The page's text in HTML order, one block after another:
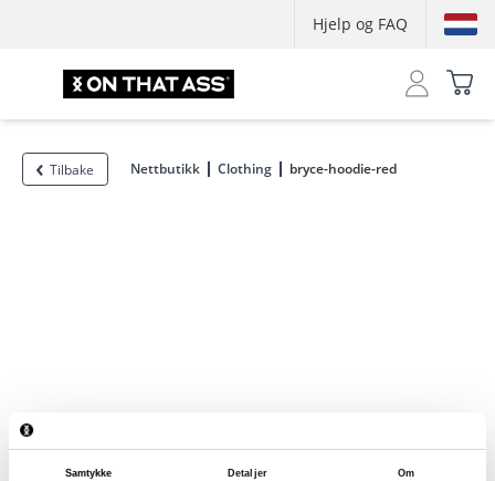
Samtykke Detaljer Om
Hjelp og FAQ
Tilbake Nettbutikk Clothing bryce-hoodie-red